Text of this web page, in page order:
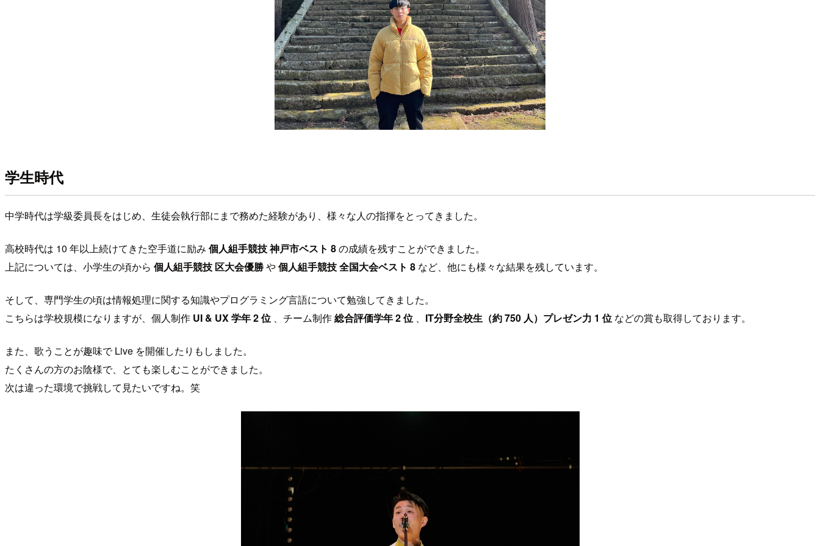
学生時代
中学時代は学級委員長をはじめ、生徒会執行部にまで務めた経験があり、様々な人の指揮をとってきました。
高校時代は 10 年以上続けてきた空手道に励み 個人組手競技 神戸市ベスト 8の成績を残すことができました。
上記については、小学生の頃から 個人組手競技 区大会優勝や個人組手競技 全国大会ベスト 8 など、他にも様々な結果を残しています。
そして、専門学生の頃は情報処理に関する知識やプログラミング言語について勉強してきました。
こちらは学校規模になりますが、個人制作 UI & UX 学年 2 位 、チーム制作総合評価学年 2 位 、 IT分野全校生（約 750 人）プレゼン力 1 位 などの賞も取得しております。
また、歌うことが趣味で Live を開催したりもしました。
たくさんの方のお陰様で、とても楽しむことができました。
次は違った環境で挑戦して見たいですね。笑